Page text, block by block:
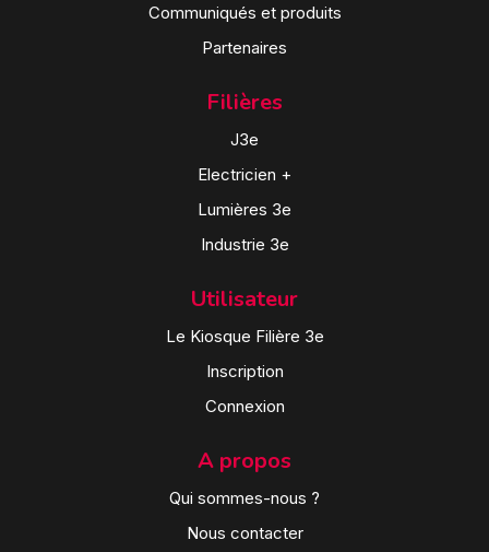
Communiqués et produits
Partenaires
Filières
J3e
Electricien +
Lumières 3e
Industrie 3e
Utilisateur
Le Kiosque Filière 3e
Inscription
Connexion
A propos
Qui sommes-nous ?
Nous contacter